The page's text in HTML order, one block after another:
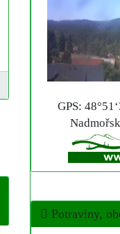
GPS:
Potraviny,